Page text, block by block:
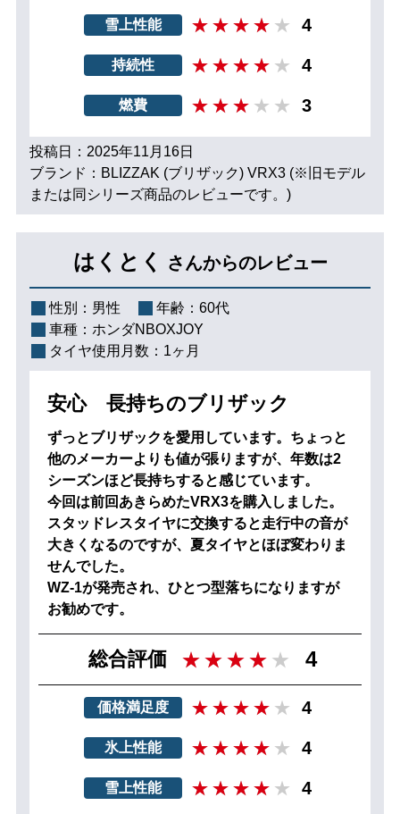
雪上性能 4
持続性 4
燃費 3
投稿日：2025年11月16日
ブランド：BLIZZAK (ブリザック) VRX3 (※旧モデル
または同シリーズ商品のレビューです。)
はくとく さんからのレビュー
性別： 男性 年齢： 60代
車種： ホンダNBOXJOY
タイヤ使用月数： 1ヶ月
安心 長持ちのブリザック
ずっとブリザックを愛用しています。ちょっと
他のメーカーよりも値が張りますが、年数は2
シーズンほど長持ちすると感じています。
今回は前回あきらめたVRX3を購入しました。
スタッドレスタイヤに交換すると走行中の音が
大きくなるのですが、夏タイヤとほぼ変わりま
せんでした。
WZ-1が発売され、ひとつ型落ちになりますが
お勧めです。
総合評価 4
価格満足度 4
氷上性能 4
雪上性能 4